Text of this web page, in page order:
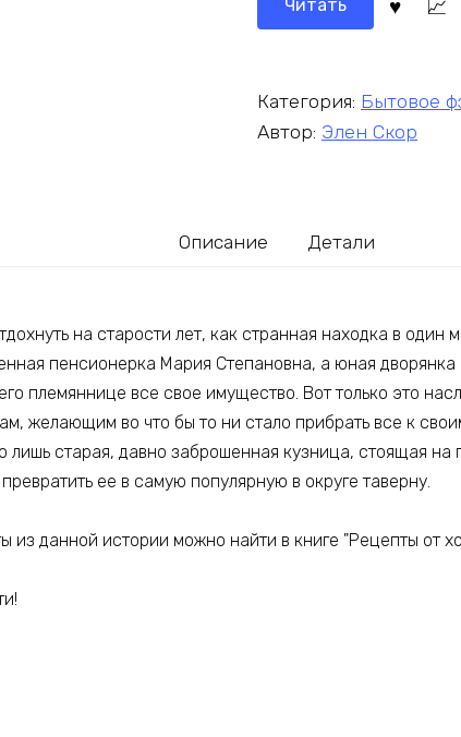
Читать
Категория: Бытовое
Автор: Элен Скор
Описание Детали
на старости лет, как странная находка в
пенсионерка Мария Степановна, а юная
племяннице все свое имущество. Вот только это
желающим во что бы то ни стало прибрать все к
лишь старая, давно заброшенная кузница, стоящая на
ее в самую популярную в округе таверну.
из данной истории можно найти в книге "Рецепты от